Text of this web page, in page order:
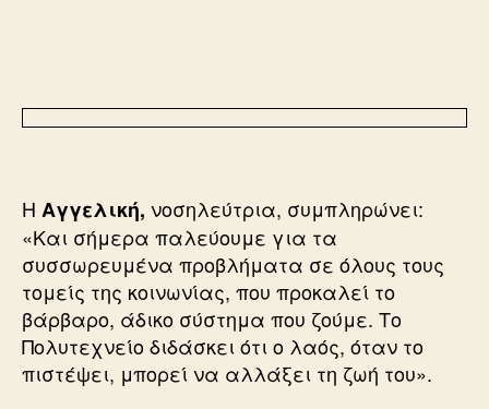
Η Αγγελική, νοσηλεύτρια, συμπληρώνει:
«Και σήμερα παλεύουμε για τα
συσσωρευμένα προβλήματα σε όλους τους
τομείς της κοινωνίας, που προκαλεί το
βάρβαρο, άδικο σύστημα που ζούμε. Το
Πολυτεχνείο διδάσκει ότι ο λαός, όταν το
πιστέψει, μπορεί να αλλάξει τη ζωή του».